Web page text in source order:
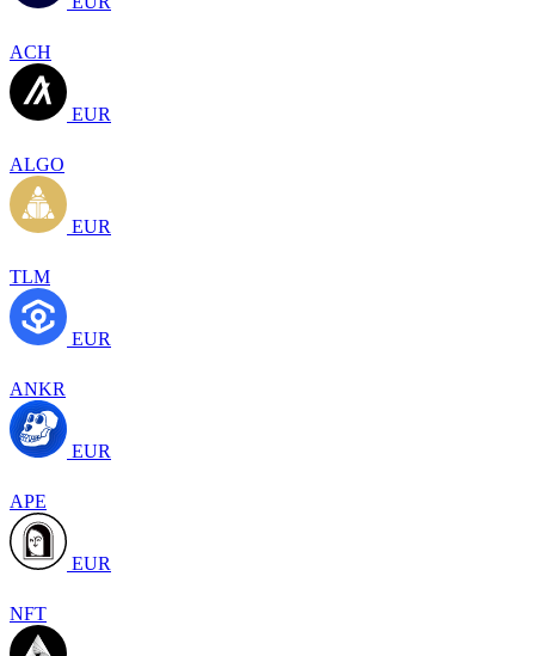
ACH
EUR
ALGO
EUR
TLM
EUR
ANKR
EUR
APE
EUR
NFT